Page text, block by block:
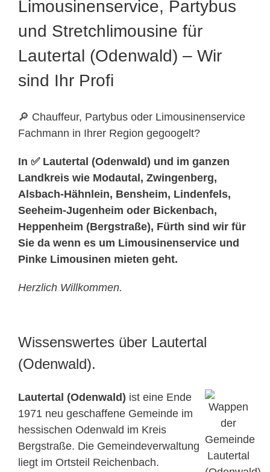
Limousinenservice, Partybus
und Stretchlimousine für
Lautertal (Odenwald) – Wir
sind Ihr Profi
🔎 Chauffeur, Partybus oder Limousinenservice
Fachmann in Ihrer Region gegoogelt?
In ✅ Lautertal (Odenwald) und im ganzen
Landkreis wie Modautal, Zwingenberg,
Alsbach-Hähnlein, Bensheim, Lindenfels,
Seeheim-Jugenheim oder Bickenbach,
Heppenheim (Bergstraße), Fürth sind wir für
Sie da wenn es um Limousinenservice und
Pinke Limousinen mieten geht.
Herzlich Willkommen.
Wissenswertes über Lautertal
(Odenwald).
Lautertal (Odenwald) ist eine Ende
1971 neu geschaffene Gemeinde im
hessischen Odenwald im Kreis
Bergstraße. Die Gemeindeverwaltung
liegt im Ortsteil Reichenbach.